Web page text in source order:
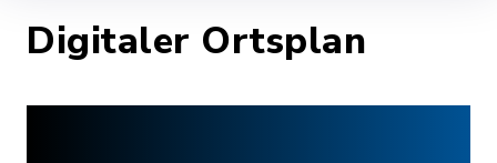
Digitaler Ortsplan